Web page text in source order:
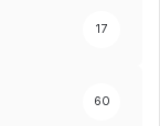
17
60